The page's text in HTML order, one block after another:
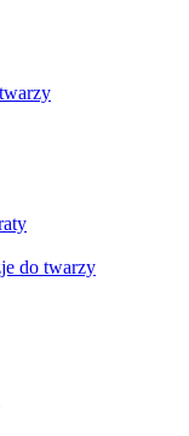
do twarzy